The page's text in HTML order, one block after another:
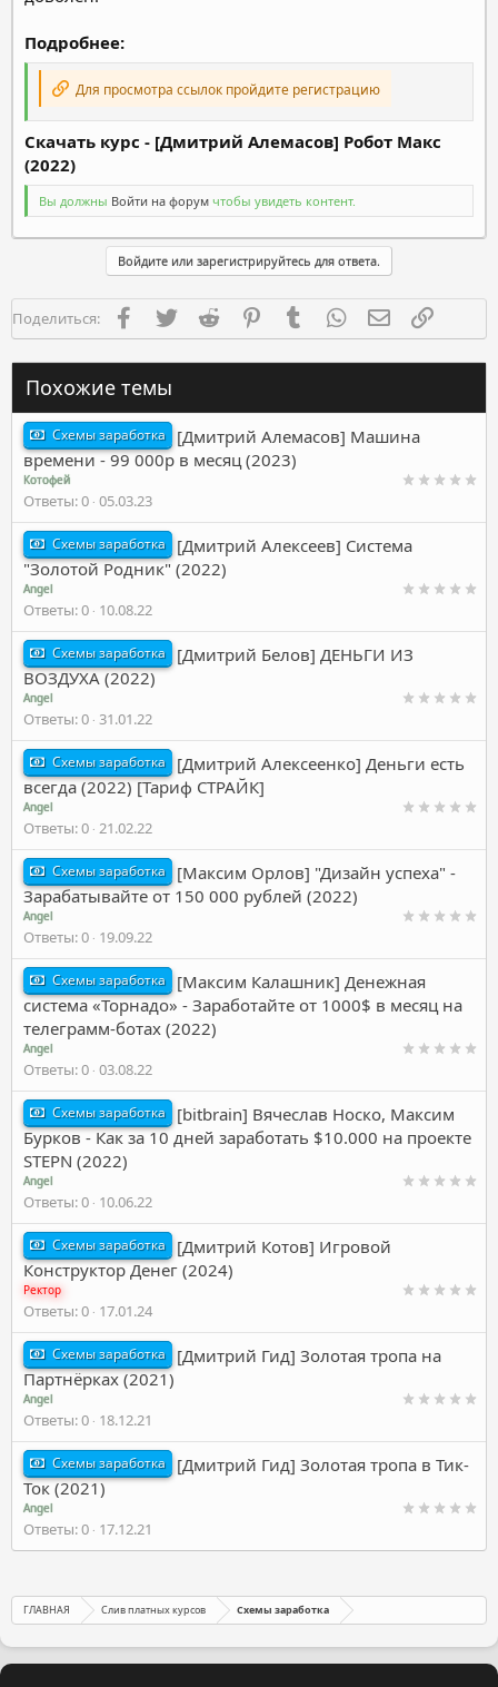
Подробнее:
Для просмотра ссылок пройдите регистрацию
Скачать курс - [Дмитрий Алемасов] Робот Макс
(2022)
Вы должны Войти на форум чтобы увидеть контент.
Войдите или зарегистрируйтесь для ответа.
Поделиться: FacebookTwitter Reddit PinterestTumblr WhatsAppЭлектронная
Похожие темы
Схемы заработка
[Дмитрий Алемасов] Машина
времени - 99 000р в месяц (2023)
Котофей
Ответы 0 05.03.23
Схемы заработка
[Дмитрий Алексеев] Система
"Золотой Родник" (2022)
Angel
Ответы 0 10.08.22
Схемы заработка
[Дмитрий Белов] ДЕНЬГИ ИЗ
ВОЗДУХА (2022)
Angel
Ответы 0 31.01.22
Схемы заработка
[Дмитрий Алексеенко] Деньги есть
всегда (2022) [Тариф СТРАЙК]
Angel
Ответы 0 21.02.22
Схемы заработка
[Максим Орлов] "Дизайн успеха" -
Зарабатывайте от 150 000 рублей (2022)
Angel
Ответы 0 19.09.22
Схемы заработка
[Максим Калашник] Денежная
система «Торнадо» - Заработайте от 1000$ в месяц на
телеграмм-ботах (2022)
Angel
Ответы 0 03.08.22
Схемы заработка
[bitbrain] Вячеслав Носко, Максим
Бурков - Как за 10 дней заработать $10.000 на проекте
STEPN (2022)
Angel
Ответы 0 10.06.22
Схемы заработка
[Дмитрий Котов] Игровой
Конструктор Денег (2024)
Ректор
Ответы 0 17.01.24
Схемы заработка
[Дмитрий Гид] Золотая тропа на
Партнёрках (2021)
Angel
Ответы 0 18.12.21
Схемы заработка
[Дмитрий Гид] Золотая тропа в Тик-
Ток (2021)
Angel
Ответы 0 17.12.21
ГЛАВНАЯ Слив платных курсов Схемы заработка